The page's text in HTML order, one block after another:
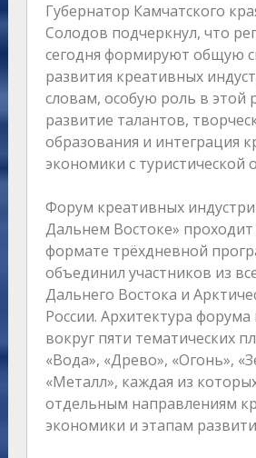
Губернатор Камчатского
Солодов подчеркнул, что
сегодня формируют общую
развития креативных
словам, особую роль в этой
развитие талантов,
образования и интеграция
экономики с туристической
Форум креативных
Дальнем Востоке»
формате трёхдневной
объединил участников из
Дальнего Востока и
России. Архитектура
вокруг пяти тематических
«Вода», «Древо», «Огонь»,
«Металл», каждая из
отдельным направлениям
экономики и этапам